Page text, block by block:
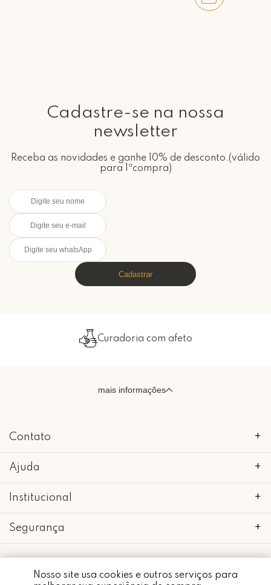
Nosso site usa cookies e outros serviços para
Cadastre-se na nossa
newsletter
Receba as novidades e ganhe 10% de desconto.(válido
para 1ªcompra)
Cadastrar
Curadoria com afeto
Whatsapp
mais informações
Contato +
Ajuda +
Institucional +
Segurança +